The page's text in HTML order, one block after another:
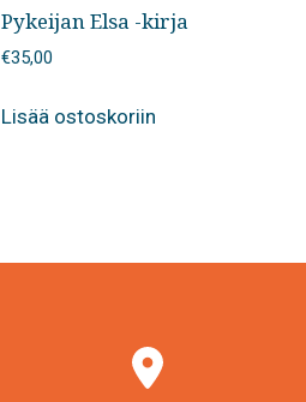
Pykeijan Elsa -kirja
€35,00
Lisää ostoskoriin